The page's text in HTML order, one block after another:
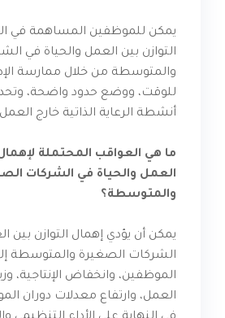
يمكن للموظفين المساهمة في
التوازن بين العمل والحياة في
والمتوسطة من خلال ممارسة
للوقت، ووضع حدود واضحة،
أنشطة الرعاية الذاتية خارج
ما هي العواقب المحتملة لإهمال
العمل والحياة في الشركات
والمتوسطة؟
يمكن أن يؤدي إهمال التوازن بين
الشركات الصغيرة والمتوسطة
الموظفين، وانخفاض الإنتاجية،
العمل، وارتفاع معدلات دوران